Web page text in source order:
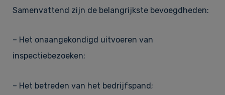
Samenvattend zijn de belangrijkste bevoegdheden:
– Het onaangekondigd uitvoeren van
inspectiebezoeken;
– Het betreden van het bedrijfspand;